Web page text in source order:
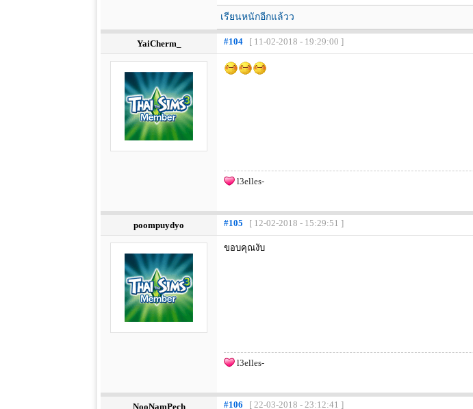
เรียนหนักอีกแล้วว
YaiCherm_ #104 [ 11-02-2018 - 19:29:00 ]
l3elles-
poompuydyo #105 [ 12-02-2018 - 15:29:51 ]
ขอบคุณงับ
l3elles-
NooNamPech #106 [ 22-03-2018 - 23:12:41 ]